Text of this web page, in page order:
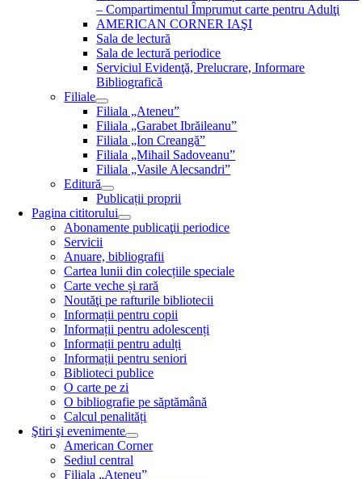
– Compartimentul Împrumut carte pentru Adulţi
AMERICAN CORNER IAŞI
Sala de lectură
Sala de lectură periodice
Serviciul Evidenţă, Prelucrare, Informare
Bibliografică
Filiale
Filiala „Ateneu”
Filiala „Garabet Ibrăileanu”
Filiala „Ion Creangă”
Filiala „Mihail Sadoveanu”
Filiala „Vasile Alecsandri”
Editură
Publicații proprii
Pagina cititorului
Abonamente publicaţii periodice
Servicii
Anuare, bibliografii
Cartea lunii din colecțiile speciale
Carte veche și rară
Noutăţi pe rafturile bibliotecii
Informații pentru copii
Informații pentru adolescenți
Informații pentru adulți
Informații pentru seniori
Biblioteci publice
O carte pe zi
O bibliografie pe săptămână
Calcul penalități
Ştiri şi evenimente
American Corner
Sediul central
Filiala „Ateneu”